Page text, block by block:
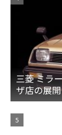
三菱 ミラ
ザ店の展
[A15♯]